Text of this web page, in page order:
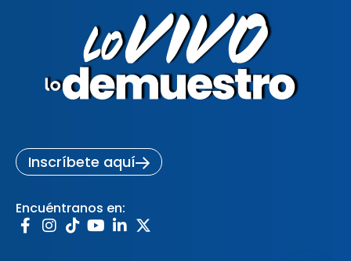
Inscríbete aquí
Encuéntranos en: